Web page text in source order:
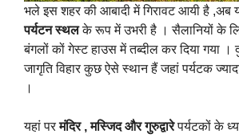
भले इस शहर की आबादी में गिरावट आयी है ,अब
पर्यटन स्थलके रूप में उभरी है । सैलानियों के
बंगलों कों गेस्ट हाउस में तब्दील कर दिया गया ।
जागृति विहार कुछ ऐसे स्थान हैं जहां पर्यटक
।
यहां परमंदिर , मस्जिद और गुरुद्वारेपर्यटकों के